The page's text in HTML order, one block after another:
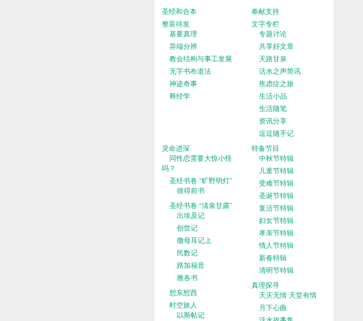
圣经和合本
奉献支持
整装待发
基要真理
异端分辨
教会结构与事工发展
无字书布道法
神迹奇事
释经学
文字专栏
专题讨论
共享好文章
天路甘泉
活水之声简讯
焦虑症之旅
生活小品
生活随笔
资讯分享
逗逗随手记
灵命进深
同性恋需要大惊小怪
吗？
圣经书卷 “旷野明灯”
彼得前书
圣经书卷 “清泉甘露”
出埃及记
创世记
撒母耳记上
民数记
路加福音
雅各书
想东想西
时空旅人
以斯帖记
特备节目
中秋节特辑
儿童节特辑
受难节特辑
圣诞节特辑
复活节特辑
妇女节特辑
孝亲节特辑
情人节特辑
新春特辑
清明节特辑
真理探寻
天灾无情 天堂有情
月下心曲